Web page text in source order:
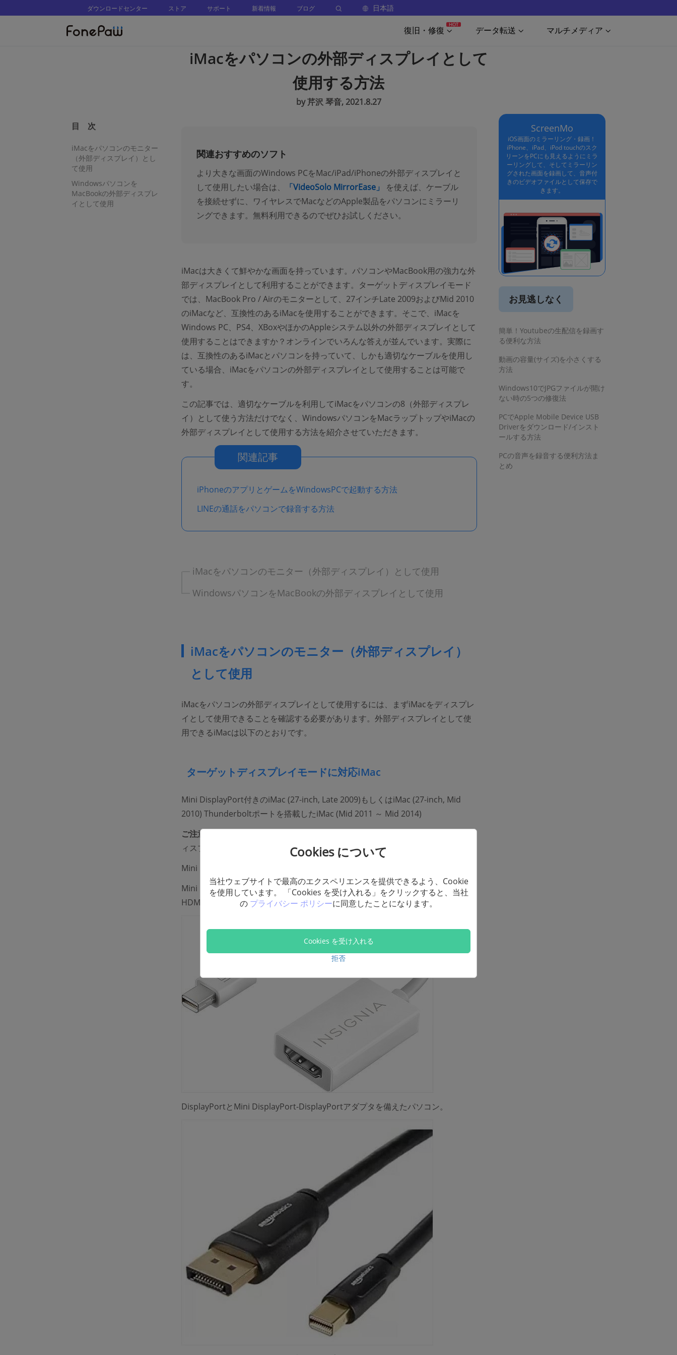
ダウンロードセンター ストア サポート 新着情報 ブログ 日本語
復旧・修復
HOT
データ転送 マルチメディア
iMacをパソコンの外部ディスプレイとして
使用する方法
by 芹沢 琴音, 2021.8.27
目 次
iMacをパソコンのモニター
（外部ディスプレイ）とし
て使用
Windowsパソコンを
MacBookの外部ディスプレ
イとして使用
関連おすすめのソフト
より大きな画面のWindows PCをMac/iPad/iPhoneの外部ディスプレイと
して使用したい場合は、
「VideoSolo MirrorEase」
を使えば、ケーブル
を接続せずに、ワイヤレスでMacなどのApple製品をパソコンにミラーリ
ングできます。無料利用できるのでぜひお試しください。
iMacは大きくて鮮やかな画面を持っています。パソコンやMacBook用の強力な外
部ディスプレイとして利用することができます。ターゲットディスプレイモード
では、MacBook Pro / Airのモニターとして、27インチLate 2009およびMid 2010
のiMacなど、互換性のあるiMacを使用することができます。そこで、iMacを
Windows PC、PS4、XBoxやほかのAppleシステム以外の外部ディスプレイとして
使用することはできますか？オンラインでいろんな答えが並んでいます。実際に
は、互換性のあるiMacとパソコンを持っていて、しかも適切なケーブルを使用し
ている場合、iMacをパソコンの外部ディスプレイとして使用することは可能で
す。
この記事では、適切なケーブルを利用してiMacをパソコンの8（外部ディスプレ
イ）として使う方法だけでなく、WindowsパソコンをMacラップトップやiMacの
外部ディスプレイとして使用する方法を紹介させていただきます。
関連記事
iPhoneのアプリとゲームをWindowsPCで起動する方法
LINEの通話をパソコンで録音する方法
iMacをパソコンのモニター（外部ディスプレイ）として使用
WindowsパソコンをMacBookの外部ディスプレイとして使用
iMacをパソコンのモニター（外部ディスプレイ）
として使用
iMacをパソコンの外部ディスプレイとして使用するには、まずiMacをディスプレ
イとして使用できることを確認する必要があります。外部ディスプレイとして使
用できるiMacは以下のとおりです。
ターゲットディスプレイモードに対応iMac
Mini DisplayPort付きのiMac (27-inch, Late 2009)もしくはiMac (27-inch, Mid
2010) Thunderboltポートを搭載したiMac (Mid 2011 ～ Mid 2014)
ご注意：
iMac (Retina 5K, 27-inch, Late 2014) 以降の iMac モデルはターゲットデ
ィスプレイモードで外部ディスプレイとして使用できません。
Mini DisplayPortを使用するには、次のいずれかのデバイスが必要です。
Mini DisplayPortとビデオケーブルを搭載したビデオカードを備えたパソコン。
HDMIポートとHDMI〜Mini DisplayPortコンバータを備えたパソコン。
DisplayPortとMini DisplayPort-DisplayPortアダプタを備えたパソコン。
ScreenMo
iOS画面のミラーリング・録画！
iPhone、iPad、iPod touchのスク
リーンをPCにも見えるようにミラ
ーリングして、そしてミラーリン
グされた画面を録画して、音声付
きのビデオファイルとして保存で
きます。
お見逃しなく
簡単！Youtubeの生配信を録画す
る便利な方法
動画の容量(サイズ)を小さくする
方法
Windows10でJPGファイルが開け
ない時の5つの修復法
PCでApple Mobile Device USB
Driverをダウンロード/インスト
ールする方法
PCの音声を録音する便利方法ま
とめ
Cookies について
当社ウェブサイトで最高のエクスペリエンスを提供できるよう、Cookie
を使用しています。 「Cookies を受け入れる」をクリックすると、当社
の プライバシー ポリシーに同意したことになります。
Cookies を受け入れる
拒否